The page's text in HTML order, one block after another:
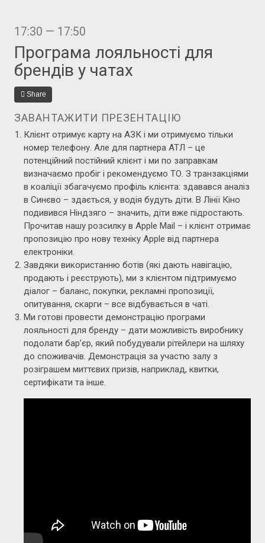
17:30 — 17:50
Програма лояльності для
брендів у чатах
Share
ЗАВАНТАЖИТИ ПРЕЗЕНТАЦІЮ
Клієнт отримує карту на АЗК і ми отримуємо тільки
номер телефону. Але для партнера АТЛ – це
потенційний постійний клієнт і ми по заправкам
визначаємо пробіг і рекомендуємо ТО. З транзакціями
в коаліції збагачуємо профіль клієнта: здавався аналіз
в Синєво – здається, у водія будуть діти. В Лінії Кіно
подивився Ніндзяго – значить, діти вже підростають.
Прочитав нашу розсилку в Apple Mail – і клієнт отримає
пропозицію про нову техніку Apple від партнера
електроніки.
Завдяки використанню ботів (які дають навігацію,
продають і реєструють), ми з клієнтом підтримуємо
діалог – баланс, покупки, рекламні пропозиції,
опитування, скарги – все відбувається в чаті.
Ми готові провести демонстрацію програми
лояльності для бренду – дати можливість виробнику
подолати бар’єр, який побудували рітейлери на шляху
до споживачів. Демонстрація за участю залу з
розіграшем миттєвих призів, наприклад, квитки,
сертифікати та інше.